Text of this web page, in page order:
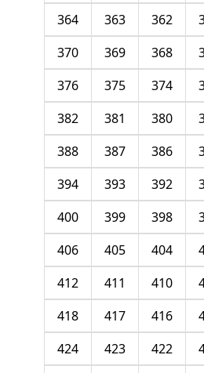
362
363
364
368
369
370
374
375
376
380
381
382
386
387
388
392
393
394
398
399
400
404
405
406
410
411
412
416
417
418
422
423
424